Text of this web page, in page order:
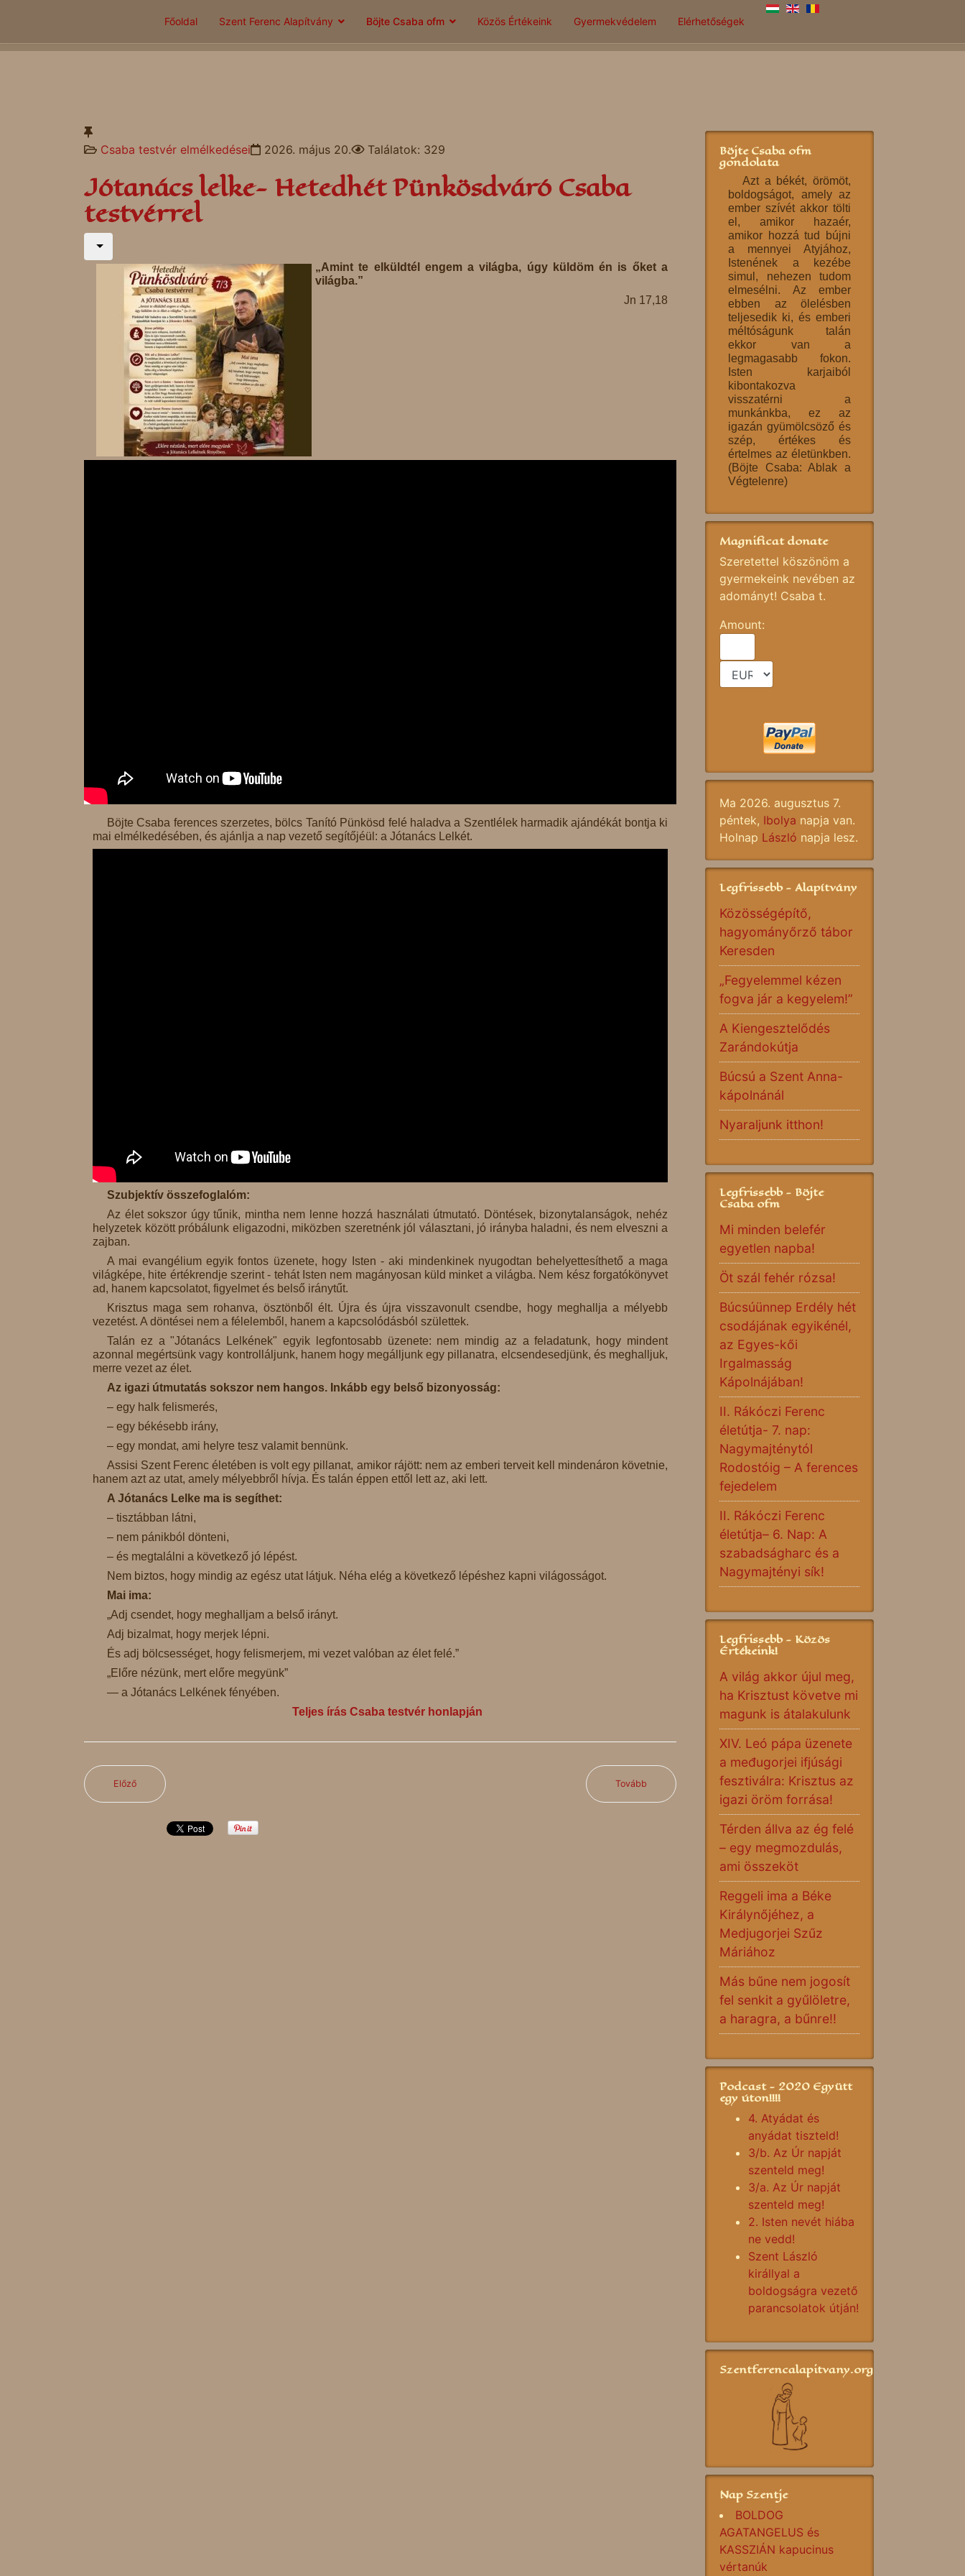
Főoldal Szent Ferenc Alapítvány Böjte Csaba ofm Közös Értékeink Gyermekvédelem Elérhetőségek
Csaba testvér elmélkedései 2026. május 20. Találatok: 329
Jótanács lelke- Hetedhét Pünkösdváró Csaba
testvérrel
„Amint te elküldtél engem a világba, úgy küldöm én is őket a
világba.”
Jn 17,18
Böjte Csaba ferences szerzetes, bölcs Tanító Pünkösd felé haladva a Szentlélek harmadik ajándékát bontja ki
mai elmélkedésében, és ajánlja a nap vezető segítőjéül: a Jótanács Lelkét.
Szubjektív összefoglalóm:
Az élet sokszor úgy tűnik, mintha nem lenne hozzá használati útmutató. Döntések, bizonytalanságok, nehéz
helyzetek között próbálunk eligazodni, miközben szeretnénk jól választani, jó irányba haladni, és nem elveszni a
zajban.
A mai evangélium egyik fontos üzenete, hogy Isten - aki mindenkinek nyugodtan behelyettesíthető a maga
világképe, hite értékrendje szerint - tehát Isten nem magányosan küld minket a világba. Nem kész forgatókönyvet
ad, hanem kapcsolatot, figyelmet és belső iránytűt.
Krisztus maga sem rohanva, ösztönből élt. Újra és újra visszavonult csendbe, hogy meghallja a mélyebb
vezetést. A döntései nem a félelemből, hanem a kapcsolódásból születtek.
Talán ez a "Jótanács Lelkének" egyik legfontosabb üzenete: nem mindig az a feladatunk, hogy mindent
azonnal megértsünk vagy kontrolláljunk, hanem hogy megálljunk egy pillanatra, elcsendesedjünk, és meghalljuk,
merre vezet az élet.
Az igazi útmutatás sokszor nem hangos. Inkább egy belső bizonyosság:
– egy halk felismerés,
– egy békésebb irány,
– egy mondat, ami helyre tesz valamit bennünk.
Assisi Szent Ferenc életében is volt egy pillanat, amikor rájött: nem az emberi terveit kell mindenáron követnie,
hanem azt az utat, amely mélyebbről hívja. És talán éppen ettől lett az, aki lett.
A Jótanács Lelke ma is segíthet:
– tisztábban látni,
– nem pánikból dönteni,
– és megtalálni a következő jó lépést.
Nem biztos, hogy mindig az egész utat látjuk. Néha elég a következő lépéshez kapni világosságot.
Mai ima:
„Adj csendet, hogy meghalljam a belső irányt.
Adj bizalmat, hogy merjek lépni.
És adj bölcsességet, hogy felismerjem, mi vezet valóban az élet felé.”
„Előre nézünk, mert előre megyünk”
— a Jótanács Lelkének fényében.
Teljes írás Csaba testvér honlapján
Előző Tovább
Böjte Csaba ofm
gondolata
Azt a békét, örömöt,
boldogságot, amely az
ember szívét akkor tölti
el, amikor hazaér,
amikor hozzá tud bújni
a mennyei Atyjához,
Istenének a kezébe
simul, nehezen tudom
elmesélni. Az ember
ebben az ölelésben
teljesedik ki, és emberi
méltóságunk talán
ekkor van a
legmagasabb fokon.
Isten karjaiból
kibontakozva
visszatérni a
munkánkba, ez az
igazán gyümölcsöző és
szép, értékes és
értelmes az életünkben.
(Böjte Csaba: Ablak a
Végtelenre)
Magnificat donate
Szeretettel köszönöm a
gyermekeink nevében az
adományt! Csaba t.
Amount:
Ma 2026. augusztus 7.
péntek, Ibolya napja van.
Holnap László napja lesz.
Legfrissebb - Alapítvány
Közösségépítő,
hagyományőrző tábor
Keresden
„Fegyelemmel kézen
fogva jár a kegyelem!”
A Kiengesztelődés
Zarándokútja
Búcsú a Szent Anna-
kápolnánál
Nyaraljunk itthon!
Legfrissebb - Böjte
Csaba ofm
Mi minden belefér
egyetlen napba!
Öt szál fehér rózsa!
Búcsúünnep Erdély hét
csodájának egyikénél,
az Egyes-kői
Irgalmasság
Kápolnájában!
II. Rákóczi Ferenc
életútja- 7. nap:
Nagymajténytól
Rodostóig – A ferences
fejedelem
II. Rákóczi Ferenc
életútja– 6. Nap: A
szabadságharc és a
Nagymajtényi sík!
Legfrissebb - Közös
Értékeink!
A világ akkor újul meg,
ha Krisztust követve mi
magunk is átalakulunk
XIV. Leó pápa üzenete
a međugorjei ifjúsági
fesztiválra: Krisztus az
igazi öröm forrása!
Térden állva az ég felé
– egy megmozdulás,
ami összeköt
Reggeli ima a Béke
Királynőjéhez, a
Medjugorjei Szűz
Máriához
Más bűne nem jogosít
fel senkit a gyűlöletre,
a haragra, a bűnre!!
Podcast - 2020 Együtt
egy úton!!!!
4. Atyádat és
anyádat tiszteld!
3/b. Az Úr napját
szenteld meg!
3/a. Az Úr napját
szenteld meg!
2. Isten nevét hiába
ne vedd!
Szent László
királlyal a
boldogságra vezető
parancsolatok útján!
Szentferencalapitvany.org
Nap Szentje
BOLDOG
AGATANGELUS és
KASSZIÁN kapucinus
vértanúk